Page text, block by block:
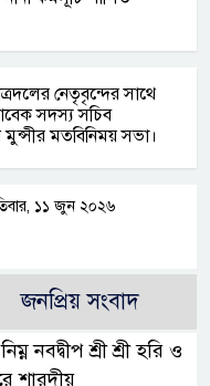
নেতৃবৃন্দের সাথে
সদস্য সচিব
মুন্সীর মতবিনিময় সভা।
১১ জুন ২০২৬
জনপ্রিয় সংবাদ
নবদ্বীপ শ্রী শ্রী হরি ও
শারদীয়